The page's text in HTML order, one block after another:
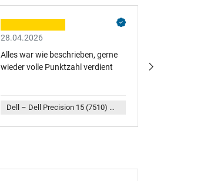
28.04.2026
Alles war wie beschrieben, gerne
wieder volle Punktzahl verdient
Dell – Dell Precision 15 (7510) Original Netzteil 180,0 Watt abgerundete Bauform